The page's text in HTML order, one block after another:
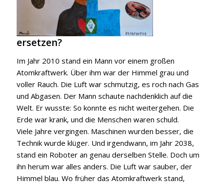
ersetzen?
Im Jahr 2010 stand ein Mann vor einem großen
Atomkraftwerk. Über ihm war der Himmel grau und
voller Rauch. Die Luft war schmutzig, es roch nach Gas
und Abgasen. Der Mann schaute nachdenklich auf die
Welt. Er wusste: So konnte es nicht weitergehen. Die
Erde war krank, und die Menschen waren schuld.
Viele Jahre vergingen. Maschinen wurden besser, die
Technik wurde klüger. Und irgendwann, im Jahr 2038,
stand ein Roboter an genau derselben Stelle. Doch um
ihn herum war alles anders. Die Luft war sauber, der
Himmel blau. Wo früher das Atomkraftwerk stand,